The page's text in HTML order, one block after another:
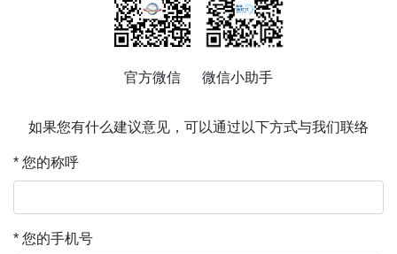
官方微信 微信小助手
如果您有什么建议意见，可以通过以下方式与我们联络
* 您的称呼
* 您的手机号